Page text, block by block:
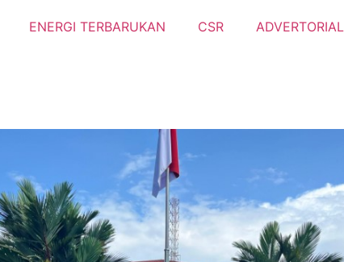
ENERGI TERBARUKAN CSR ADVERTORIAL